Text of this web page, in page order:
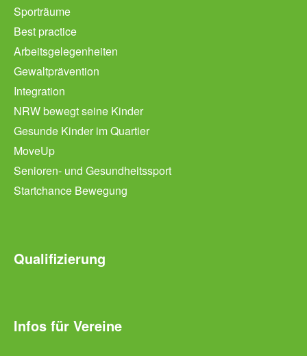
Sporträume
Best practice
Arbeitsgelegenheiten
Gewaltprävention
Integration
NRW bewegt seine Kinder
Gesunde Kinder im Quartier
MoveUp
Senioren- und Gesundheitssport
Startchance Bewegung
Qualifizierung
Infos für Vereine